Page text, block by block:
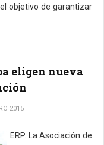
objetivo de garantizar
eligen nueva
2015
ERP. La Asociación de